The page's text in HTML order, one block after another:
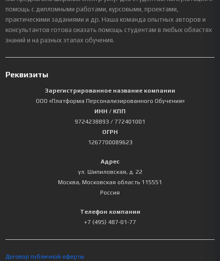
помощь с дипломными работами, курсовыми, проектами,
практическими заданиями и др. Наша команда опытных авторов и
консультантов готова оказать помощь студентам в любых областях
знаний и на разных этапах обучения.
Реквизиты
Зарегистрированное название компании
ООО «Платформа Персонализированного Обучения»
ИНН / КПП
9724238893 / 772401001
ОГРН
1267700089623
Адрес
ул. Шипиловская, д. 22
Москва, Московская область 115551
Россия
Телефон компании
+7 (495) 487-01-77
Договор публичной оферты